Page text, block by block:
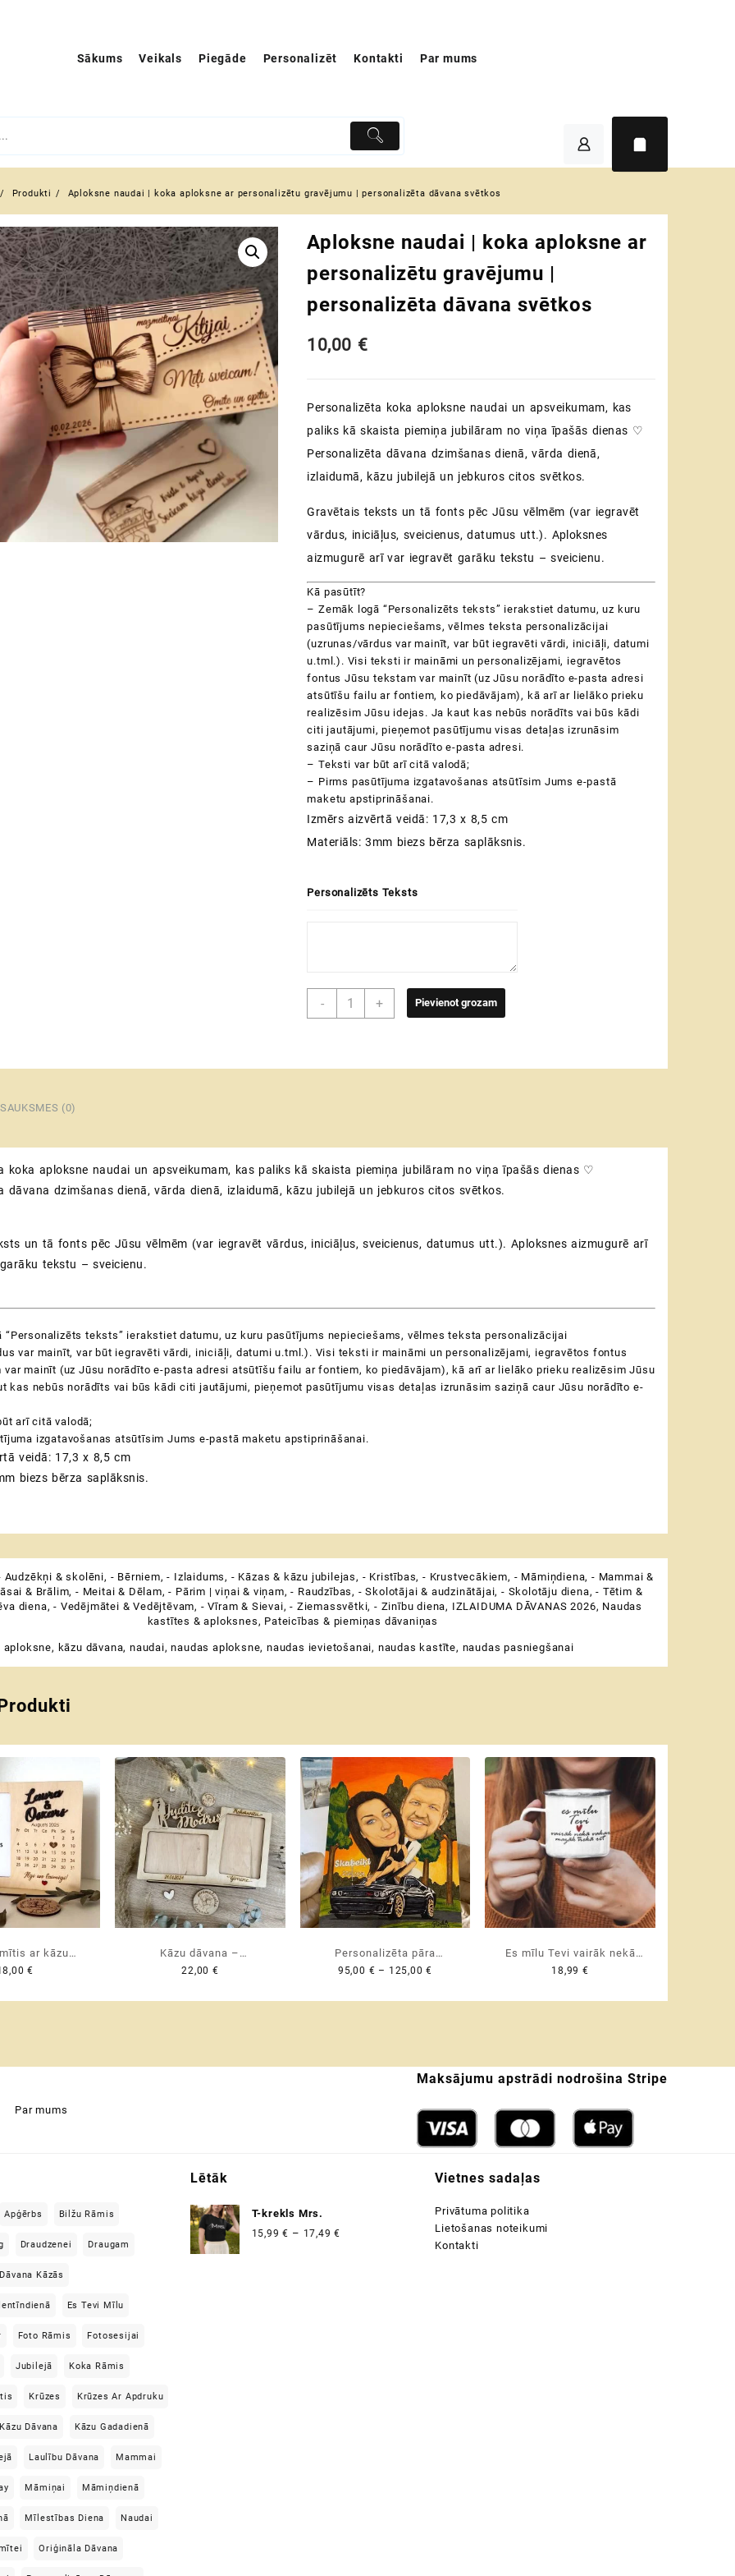
Sākums Veikals Piegāde Personalizēt Kontakti Par mums
Produkti Aploksne naudai | koka aploksne ar personalizētu gravējumu | personalizēta dāvana svētkos
Aploksne naudai | koka aploksne ar
personalizētu gravējumu |
personalizēta dāvana svētkos
10,00 €
Personalizēta koka aploksne naudai un apsveikumam, kas
paliks kā skaista piemiņa jubilāram no viņa īpašās dienas ♡
Personalizēta dāvana dzimšanas dienā, vārda dienā,
izlaidumā, kāzu jubilejā un jebkuros citos svētkos.
Gravētais teksts un tā fonts pēc Jūsu vēlmēm (var iegravēt
vārdus, iniciāļus, sveicienus, datumus utt.). Aploksnes
aizmugurē arī var iegravēt garāku tekstu – sveicienu.
Kā pasūtīt?
– Zemāk logā “Personalizēts teksts” ierakstiet datumu, uz kuru
pasūtījums nepieciešams, vēlmes teksta personalizācijai
(uzrunas/vārdus var mainīt, var būt iegravēti vārdi, iniciāļi, datumi
u.tml.). Visi teksti ir maināmi un personalizējami, iegravētos
fontus Jūsu tekstam var mainīt (uz Jūsu norādīto e-pasta adresi
atsūtīšu failu ar fontiem, ko piedāvājam), kā arī ar lielāko prieku
realizēsim Jūsu idejas. Ja kaut kas nebūs norādīts vai būs kādi
citi jautājumi, pieņemot pasūtījumu visas detaļas izrunāsim
saziņā caur Jūsu norādīto e-pasta adresi.
– Teksti var būt arī citā valodā;
– Pirms pasūtījuma izgatavošanas atsūtīsim Jums e-pastā
maketu apstiprināšanai.
Izmērs aizvērtā veidā: 17,3 x 8,5 cm
Materiāls: 3mm biezs bērza saplāksnis.
Personalizēts Teksts
-
Aploksne
aploksne
dāvana
svētkos
+ Pievienot grozam
(0)
koka aploksne naudai un apsveikumam, kas paliks kā skaista piemiņa jubilāram no viņa īpašās dienas ♡
dāvana dzimšanas dienā, vārda dienā, izlaidumā, kāzu jubilejā un jebkuros citos svētkos.
un tā fonts pēc Jūsu vēlmēm (var iegravēt vārdus, iniciāļus, sveicienus, datumus utt.). Aploksnes aizmugurē arī
tekstu – sveicienu.
“Personalizēts teksts” ierakstiet datumu, uz kuru pasūtījums nepieciešams, vēlmes teksta personalizācijai
var mainīt, var būt iegravēti vārdi, iniciāļi, datumi u.tml.). Visi teksti ir maināmi un personalizējami, iegravētos fontus
var mainīt (uz Jūsu norādīto e-pasta adresi atsūtīšu failu ar fontiem, ko piedāvājam), kā arī ar lielāko prieku realizēsim Jūsu
kas nebūs norādīts vai būs kādi citi jautājumi, pieņemot pasūtījumu visas detaļas izrunāsim saziņā caur Jūsu norādīto e-
arī citā valodā;
izgatavošanas atsūtīsim Jums e-pastā maketu apstiprināšanai.
veidā: 17,3 x 8,5 cm
biezs bērza saplāksnis.
Audzēkņi & skolēni, - Bērniem,- Izlaidums, - Kāzas & kāzu jubilejas, - Kristības,- Krustvecākiem, - Māmiņdiena, - Mammai &
& Brālim, - Meitai & Dēlam,- Pārim | viņai & viņam,- Raudzības, - Skolotājai & audzinātājai, - Skolotāju diena,- Tētim &
diena,- Vedējmātei & Vedējtēvam, - Vīram & Sievai,- Ziemassvētki,- Zinību diena, IZLAIDUMA DĀVANAS 2026, Naudas
kastītes & aploksnes, Pateicības & piemiņas dāvaniņas
aploksne, kāzu dāvana, naudai,naudas aploksne, naudas ievietošanai, naudas kastīte, naudas pasniegšanai
ar kāzu
tikšanās
€
Kāzu dāvana –
personalizēts koka foto
22,00 €
Personalizēta pāra
karikatūra ♥ oriģināla
95,00 € – 125,00€
95,00 €
Es mīlu Tevi vairāk nekā
vakar un mazāk nekā rīt I
18,99€
Par mums
Maksājumu apstrādi nodrošina Stripe
Apģērbs Bilžu Rāmis
Draudzenei Draugam
Dāvana Kāzās
Es Tevi Mīlu
Foto Rāmis Fotosesijai
Jubilejā Koka Rāmis
Krūzes Krūzes Ar Apdruku
Kāzu Dāvana Kāzu Gadadienā
Laulību Dāvana Mammai
Māmiņai Māmiņdienā
Mīlestības Diena Naudai
Oriģināla Dāvana
Lētāk
T-krekls Mrs.
15,99€ – 17,49€
Vietnes sadaļas
Privātuma politika
Lietošanas noteikumi
Kontakti